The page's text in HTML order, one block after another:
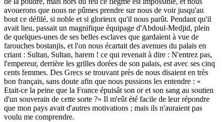
avouerons que nous ne pûmes prendre sur nous de voir jusqu'au
bout ce défilé, si noble et si glorieux qu'il nous parût. Pendant qu'il
avait lieu, passait un magnifique équipage d'Abdoul-Medjid, plein
de quelques-unes de ses belles esclaves que gardaient à vue de
farouches bostanjis, et l'on nous écartait des avenues du palais en
criant : Sultan, Sultan, harem ! ce qui revenait à dire : N'entrez pas,
l'empereur, derrière les grilles dorées de son palais, est avec ses cinq
cents femmes. Des Grecs se trouvant près de nous disaient en très
bon français, sans doute afin que nous pussions les entendre : «
Etait-ce la peine que la France épuisât son or et son sang au soutien
d'un souverain de cette sorte ?» Il m'eût été facile de leur répondre
que mon pays avait d'autres motivations ; mais ils n'auraient pas
voulu me comprendre.